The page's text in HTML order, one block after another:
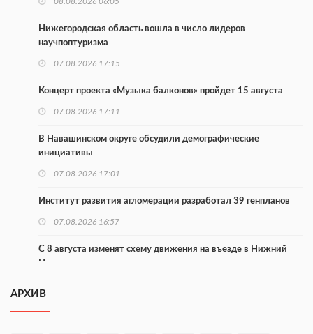
Нижегородская область вошла в число лидеров
научпоптуризма
07.08.2026 17:15
Концерт проекта «Музыка балконов» пройдет 15 августа
07.08.2026 17:11
В Навашинском округе обсудили демографические
инициативы
07.08.2026 17:01
Институт развития агломерации разработал 39 генпланов
07.08.2026 16:57
С 8 августа изменят схему движения на въезде в Нижний
Новгород
В Нижегородской области прошло заседание АТК и
АРХИВ